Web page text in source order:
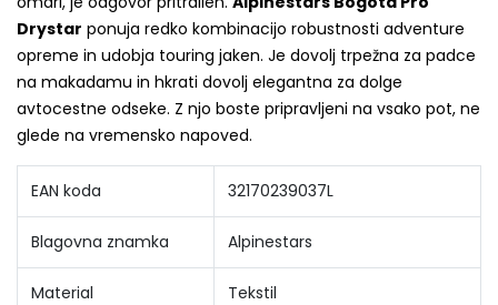
Drystar ponuja redko kombinacijo robustnosti adventure
opreme in udobja touring jaken. Je dovolj trpežna za padce
na makadamu in hkrati dovolj elegantna za dolge
avtocestne odseke. Z njo boste pripravljeni na vsako pot, ne
glede na vremensko napoved.
EAN koda 32170239037L
Blagovna znamka Alpinestars
Material Tekstil